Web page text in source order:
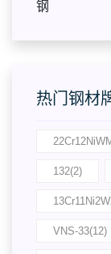
热门钢材
132(2)
VNS-33(12)